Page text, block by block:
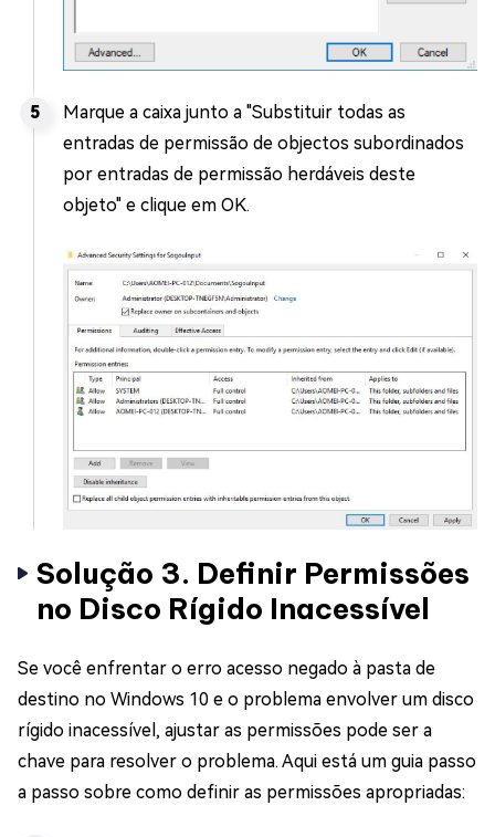
Marque a caixa junto a "Substituir todas as
entradas de permissão de objectos subordinados
por entradas de permissão herdáveis deste
objeto" e clique em OK.
Solução 3. Definir Permissões
no Disco Rígido Inacessível
Se você enfrentar o erro acesso negado à pasta de
destino no Windows 10 e o problema envolver um disco
rígido inacessível, ajustar as permissões pode ser a
chave para resolver o problema. Aqui está um guia passo
a passo sobre como definir as permissões apropriadas: